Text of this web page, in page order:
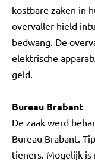
kostbare zaken in
overvaller hield
bedwang. De
elektrische
geld.
Bureau Brabant
De zaak werd
Bureau Brabant.
tieners. Mogelijk is